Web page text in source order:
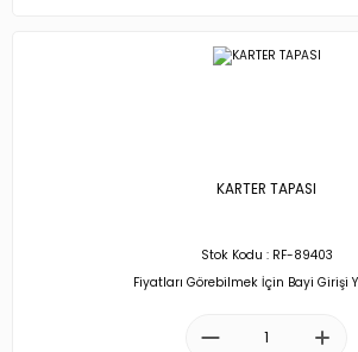
KARTER TAPASI
Stok Kodu : RF-89403
Fiyatları Görebilmek İçin Bayi Girişi